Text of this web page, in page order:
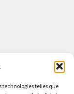
technologies telles que